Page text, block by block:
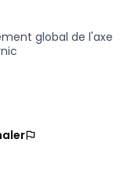
et/ou
pour le secteur
global de l'axe